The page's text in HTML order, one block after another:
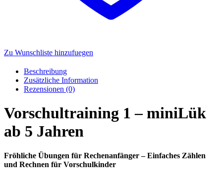
Zu Wunschliste hinzufuegen
Beschreibung
Zusätzliche Information
Rezensionen (0)
Vorschultraining 1 – miniLük
ab 5 Jahren
Fröhliche Übungen für Rechenanfänger – Einfaches Zählen
und Rechnen für Vorschulkinder